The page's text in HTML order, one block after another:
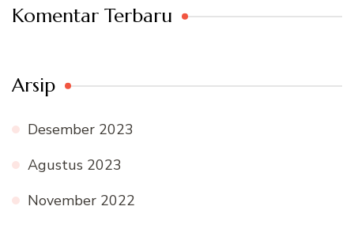
Komentar Terbaru
Arsip
Desember 2023
Agustus 2023
November 2022